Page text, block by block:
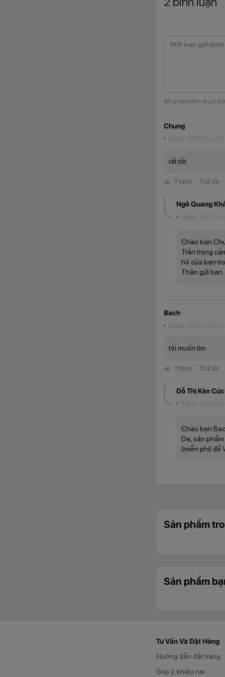
Cụ thể, màn hình
ra nhanh, mượt
game hot với trải
Khả năng
với camera selfie
Bên cạnh đó,
Bằng cách điền và gửi
Chung
Ngày 20/10 lúc
rất tốt
Thích Trả lời
Ngô Quang
Ngày 20/10
Chào bạn
Trân trọng
hộ của bạn
Thân gửi bạn.
Bach
Ngày 20/10 lúc
tôi muốn tìm
Thích Trả lời
Đỗ Thị Kim Cúc
Ngày 20/10
Chào bạn
Dạ, sản
(miễn phí) để
Sản phẩm
Sản phẩm
Tư Vấn Và Đặt Hàng
Hướng dẫn đặt hàng
Góp ý, khiếu nại